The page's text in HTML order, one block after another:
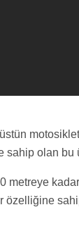
sahip olan bu
metreye
özelliğine